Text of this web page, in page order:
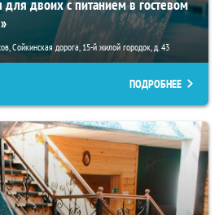
двоих с питанием в гостевом
Сойкинская дорога, 15-й жилой городок, д. 43
ПОДРОБНЕЕ